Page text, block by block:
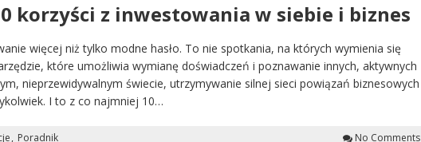
korzyści z inwestowania w siebie i biznes
więcej niż tylko modne hasło. To nie spotkania, na których wymienia się
które umożliwia wymianę doświadczeń i poznawanie innych, aktywnych
nieprzewidywalnym świecie, utrzymywanie silnej sieci powiązań biznesowych
I to z co najmniej 10…
Poradnik No Comments